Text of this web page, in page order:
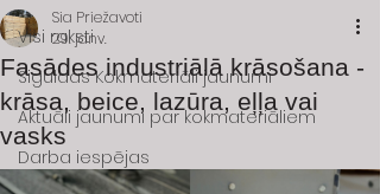
Visi raksti
Siguldas Kokmateriāli jaunumi
Aktuāli jaunumi par kokmateriāliem
Darba iespējas
Fasādes industriālā krāsošana -
krāsa, beice, lazūra, eļļa vai
vasks
Sia Priežavoti
29. janv.